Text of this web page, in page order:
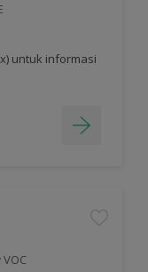
untuk informasi